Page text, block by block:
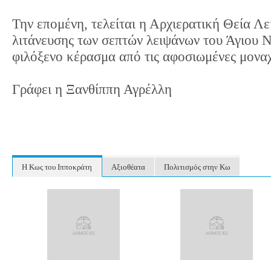
Την επομένη, τελείται η Αρχιερατική Θεία
λιτάνευσης των σεπτών λειψάνων του Άγιου
φιλόξενο κέρασμα από τις αφοσιωμένες
Γράφει η Ξανθίππη Αγρέλλη
Η Κως του Ιπποκράτη Αξιοθέατα Πολιτισμός στην Κω